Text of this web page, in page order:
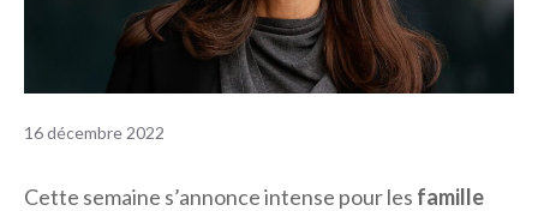
16 décembre 2022
Cette semaine s’annonce intense pour les famille